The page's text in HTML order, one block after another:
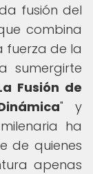
fusión del
combina
fuerza de la
sumergirte
Fusión de
" y
ha
de quienes
apenas